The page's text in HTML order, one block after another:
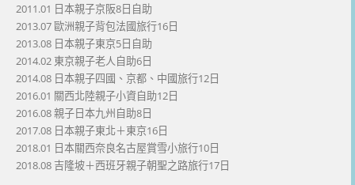
2011.01 日本親子京阪8日自助
2013.07 歐洲親子背包法國旅行16日
2013.08 日本親子東京5日自助
2014.02 東京親子老人自助6日
2014.08 日本親子四國、京都、中國旅行12日
2016.01 關西北陸親子小資自助12日
2016.08 親子日本九州自助8日
2017.08 日本親子東北＋東京16日
2018.01 日本關西奈良名古屋賞雪小旅行10日
2018.08 吉隆坡＋西班牙親子朝聖之路旅行17日